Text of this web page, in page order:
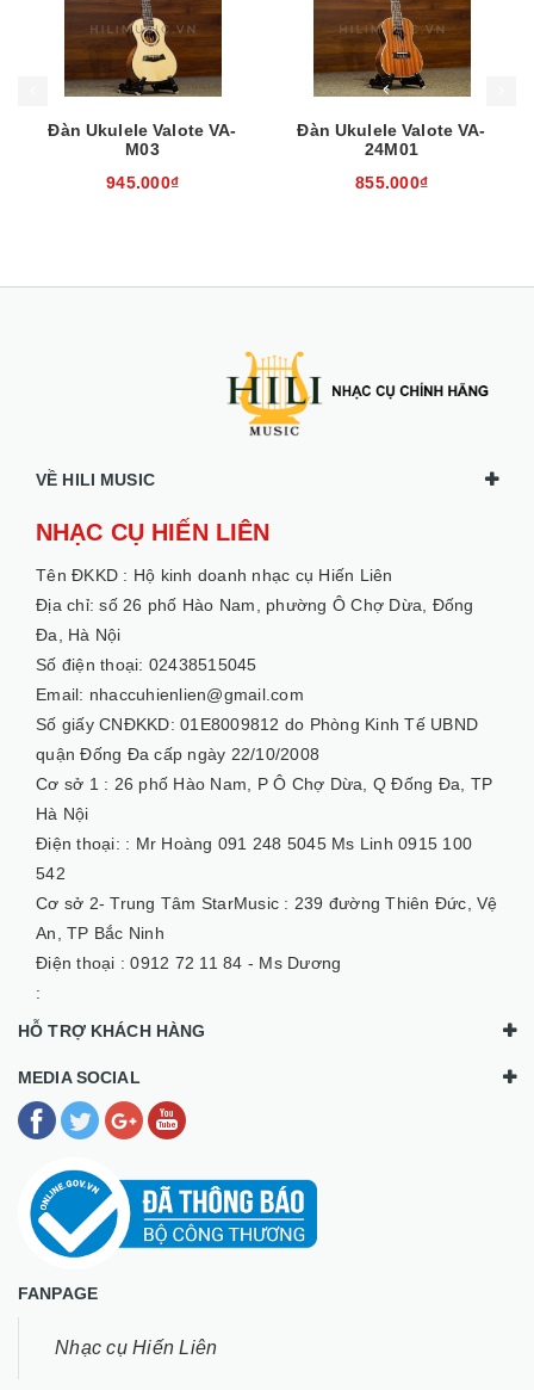
Đàn Ukulele Valote VA-
M03
945.000₫
Đàn Ukulele Valote VA-
24M01
855.000₫
VỀ HILI MUSIC
NHẠC CỤ HIẾN LIÊN
Tên ĐKKD : Hộ kinh doanh nhạc cụ Hiến Liên
Địa chỉ: số 26 phố Hào Nam, phường Ô Chợ Dừa, Đống
Đa, Hà Nội
Số điện thoại: 02438515045
Email: nhaccuhienlien@gmail.com
Số giấy CNĐKKD: 01E8009812 do Phòng Kinh Tế UBND
quận Đống Đa cấp ngày 22/10/2008
Cơ sở 1 : 26 phố Hào Nam, P Ô Chợ Dừa, Q Đống Đa, TP
Hà Nội
Điện thoại: : Mr Hoàng 091 248 5045 Ms Linh 0915 100
542
Cơ sở 2- Trung Tâm StarMusic : 239 đường Thiên Đức, Vệ
An, TP Bắc Ninh
Điện thoại :0912 72 11 84 - Ms Dương
:
HỖ TRỢ KHÁCH HÀNG
MEDIA SOCIAL
FANPAGE
Nhạc cụ Hiến Liên